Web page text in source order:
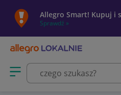
Allegro Smart! Kupuj i
Sprawdź »
Otwórz menu z kategoriami